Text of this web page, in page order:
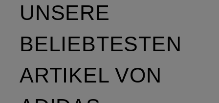
UNSERE
BELIEBTESTEN
ARTIKEL VON